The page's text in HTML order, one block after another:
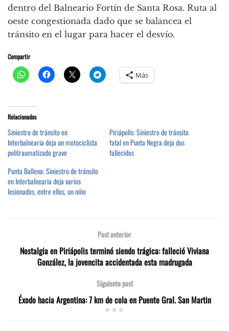
dentro del Balneario Fortín de Santa Rosa. Ruta al
oeste congestionada dado que se balancea el
tránsito en el lugar para hacer el desvío.
Compartir
Más
Relacionados
Siniestro de tránsito en
Interbalnearia deja un motociclista
politraumatizado grave
Piriápolis: Siniestro de tránsito
fatal en Punta Negra deja dos
fallecidos
Punta Ballena: Siniestro de tránsito
en Interbalnearia deja varios
lesionados, entre ellos, un niño
Post anterior
Nostalgia en Piriápolis terminó siendo trágica: falleció Viviana
González, la jovencita accidentada esta madrugada
Siguiente post
Éxodo hacia Argentina: 7 km de cola en Puente Gral. San Martin